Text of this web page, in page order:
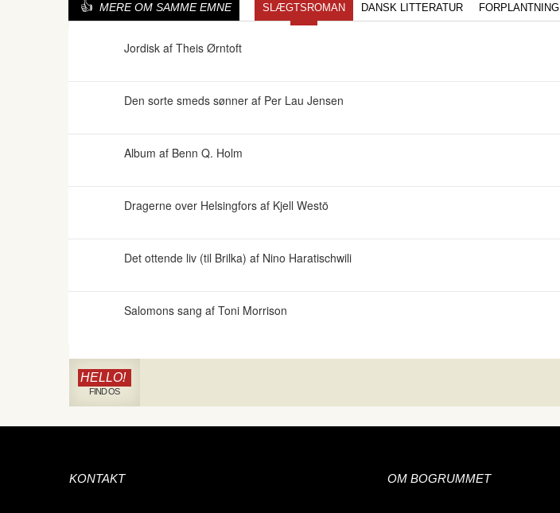
MERE OM SAMME EMNE SLÆGTSROMAN DANSK LITTERATUR FORPLANTNING
Jordisk af Theis Ørntoft
Den sorte smeds sønner af Per Lau Jensen
Album af Benn Q. Holm
Dragerne over Helsingfors af Kjell Westö
Det ottende liv (til Brilka) af Nino Haratischwili
Salomons sang af Toni Morrison
HELLO!
FIND OS
KONTAKT OM BOGRUMMET